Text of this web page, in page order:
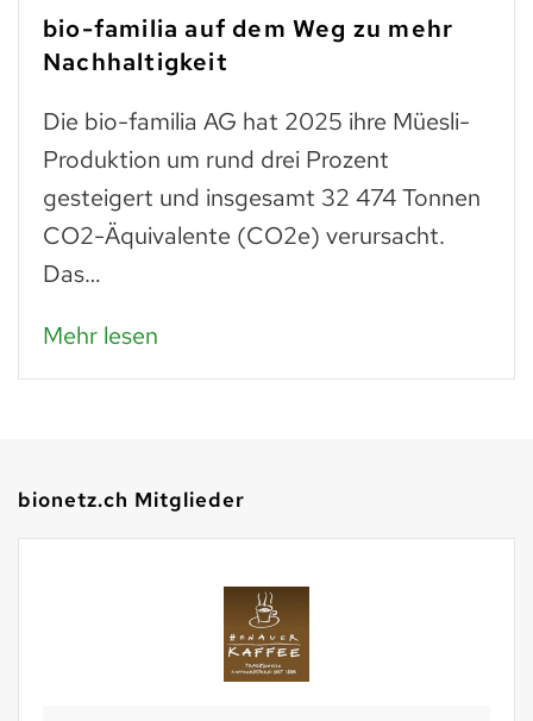
zu mehr
ihre Müesli-
Prozent
32 474 Tonnen
verursacht.
Taste Not Waste:
Trockenes Brot ist fast
wie frisches. Man muss
was man daraus
Paniermehl verarbeitet,
bionetz.ch Mitglieder